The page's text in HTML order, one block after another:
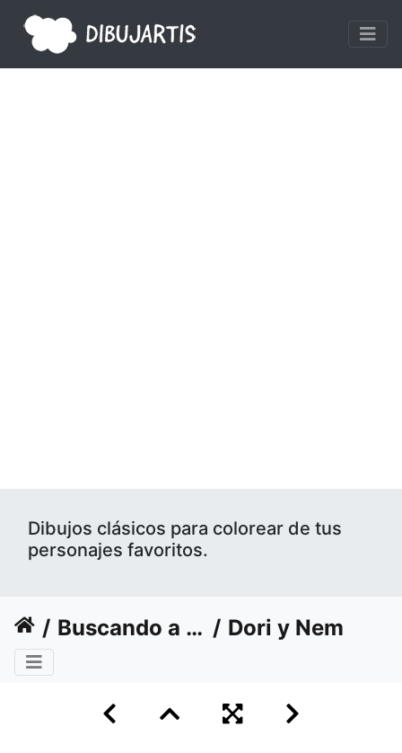
Dibujos clásicos para colorear de tus
personajes favoritos.
Buscando a Nemo Dori y Nemo